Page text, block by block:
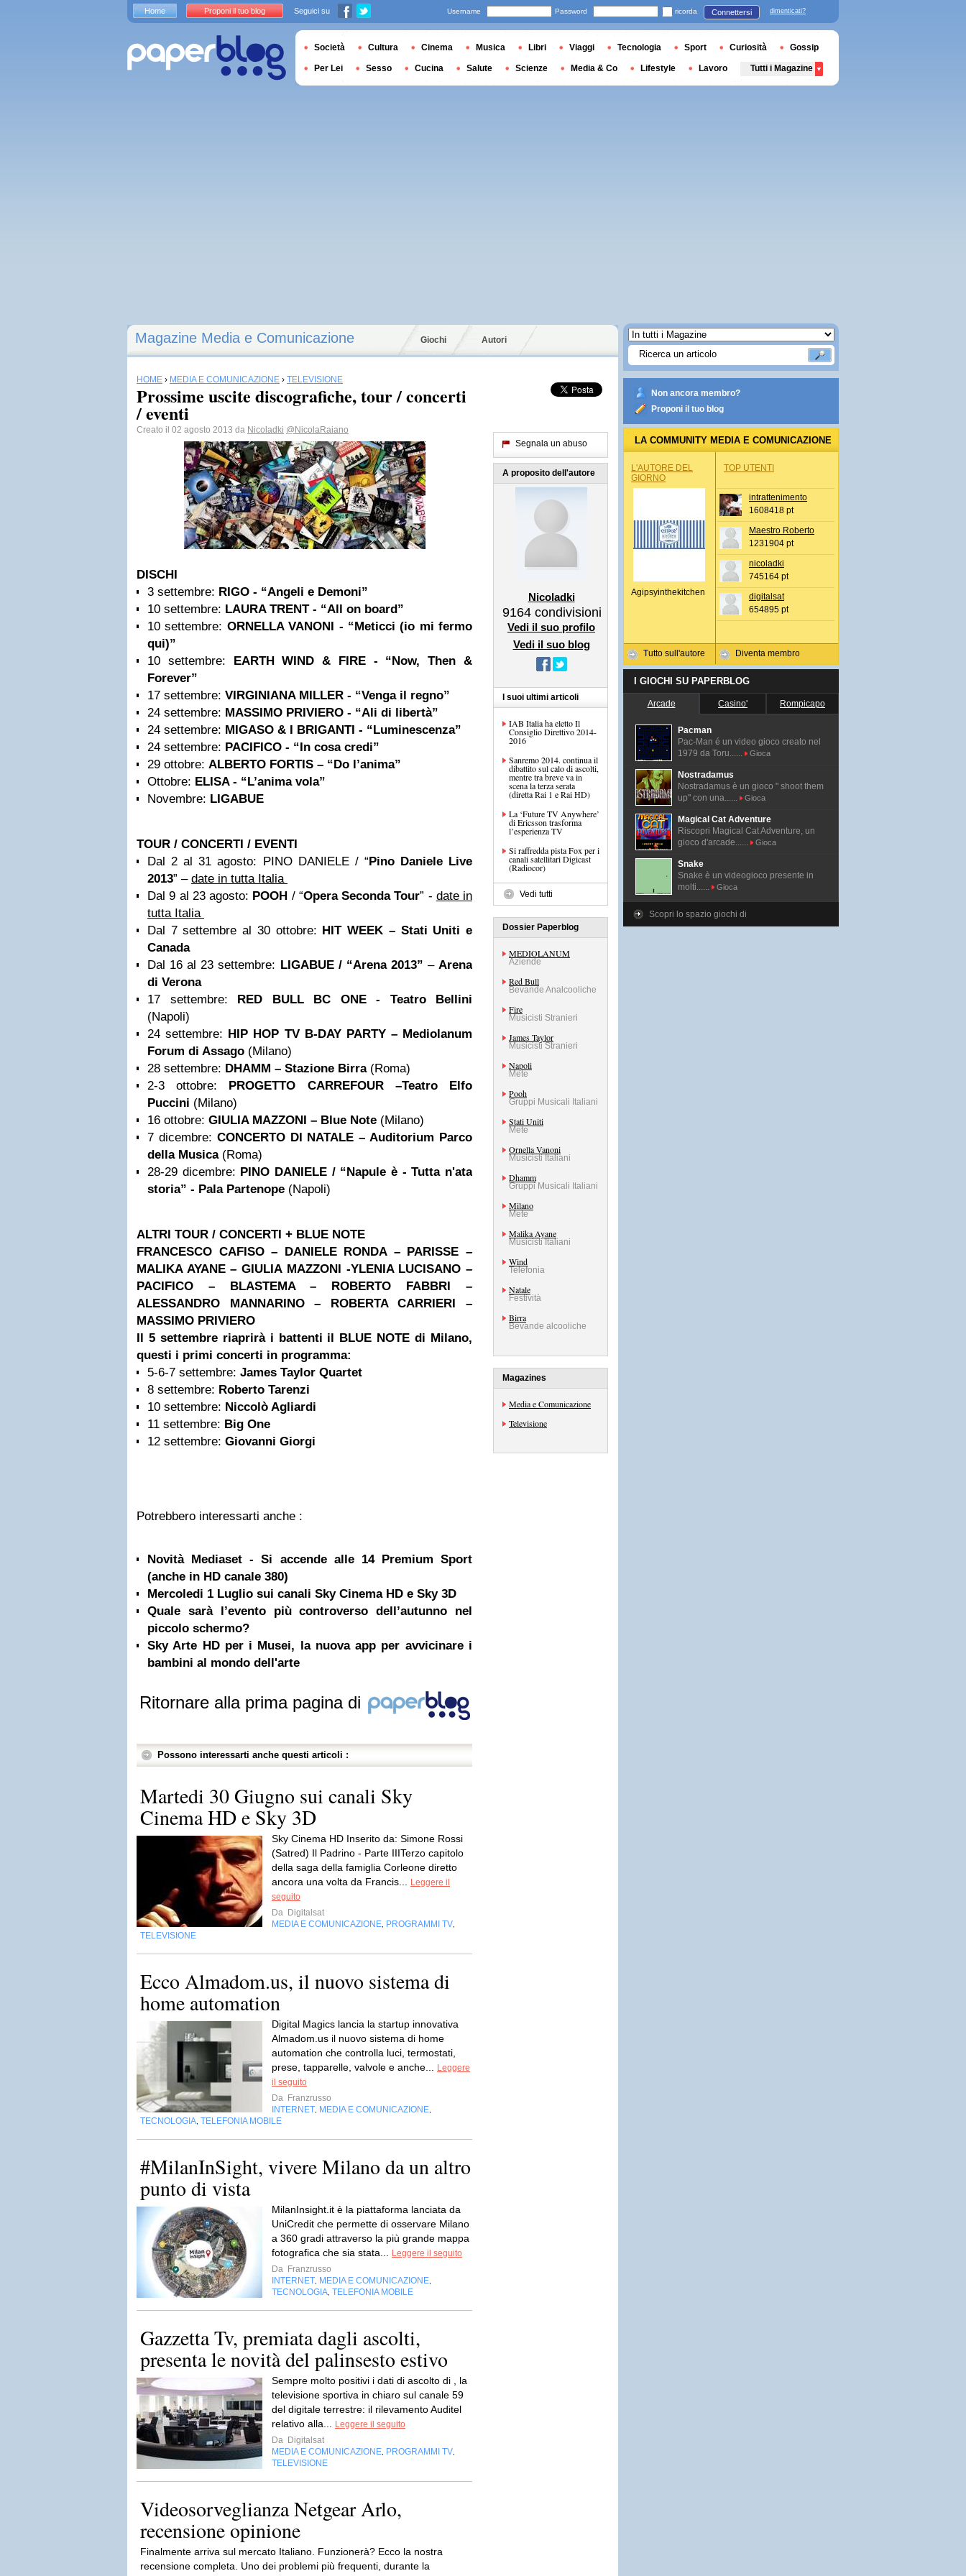
Magazine Media e Comunicazione Giochi Autori
HOME › MEDIA E COMUNICAZIONE › TELEVISIONE
Prossime uscite discografiche, tour / concerti
/ eventi
Creato il 02 agosto 2013 da Nicoladki @NicolaRaiano
DISCHI
3 settembre: RIGO - “Angeli e Demoni”
10 settembre: LAURA TRENT - “All on board”
10 settembre: ORNELLA VANONI - “Meticci (io mi fermo
qui)”
10 settembre: EARTHWIND & FIRE- “Now, Then &
Forever”
17 settembre: VIRGINIANA MILLER - “Venga il regno”
24 settembre: MASSIMO PRIVIERO - “Ali di libertà”
24 settembre: MIGASO & I BRIGANTI - “Luminescenza”
24 settembre: PACIFICO - “In cosa credi”
29 ottobre: ALBERTO FORTIS – “Do l’anima”
Ottobre: ELISA - “L’anima vola”
Novembre: LIGABUE
TOUR / CONCERTI / EVENTI
Dal 2 al 31 agosto: PINO DANIELE / “Pino Daniele Live
2013” – date in tutta Italia
Dal 9 al 23 agosto: POOH / “Opera Seconda Tour” - date in
tutta Italia
Dal 7 settembre al 30 ottobre: HIT WEEK – Stati Uniti e
Canada
Dal 16 al 23 settembre: LIGABUE / “Arena 2013” –Arena
di Verona
17 settembre: RED BULLBC ONE - Teatro Bellini
(Napoli)
24 settembre: HIP HOP TV B-DAY PARTY – Mediolanum
Forum di Assago (Milano)
28 settembre: DHAMM – Stazione Birra(Roma)
2-3 ottobre: PROGETTO CARREFOUR –Teatro Elfo
Puccini (Milano)
16 ottobre: GIULIA MAZZONI – Blue Note (Milano)
7 dicembre: CONCERTO DI NATALE – Auditorium Parco
della Musica(Roma)
28-29 dicembre: PINO DANIELE / “Napule è - Tutta n'ata
storia” - Pala Partenope (Napoli)
ALTRI TOUR / CONCERTI + BLUE NOTE
FRANCESCO CAFISO – DANIELE RONDA – PARISSE –
MALIKA AYANE– GIULIA MAZZONI -YLENIA LUCISANO –
PACIFICO – BLASTEMA – ROBERTO FABBRI –
ALESSANDRO MANNARINO – ROBERTA CARRIERI –
MASSIMO PRIVIERO
Il 5 settembre riaprirà i battenti il BLUE NOTE di Milano,
questi i primi concerti in programma:
5-6-7 settembre: James Taylor Quartet
8 settembre: Roberto Tarenzi
10 settembre: Niccolò Agliardi
11 settembre: Big One
12 settembre: Giovanni Giorgi
Potrebbero interessarti anche :
Novità Mediaset - Si accende alle 14 Premium Sport
(anche in HD canale 380)
Mercoledi 1 Luglio sui canali Sky Cinema HD e Sky 3D
Quale sarà l’evento più controverso dell’autunno nel
piccolo schermo?
Sky Arte HD per i Musei, la nuova app per avvicinare i
bambini al mondo dell'arte
Ritornare alla prima pagina di
Possono interessarti anche questi articoli :
Martedi 30 Giugno sui canali Sky
Cinema HD e Sky 3D
Sky Cinema HD Inserito da: Simone Rossi
(Satred) Il Padrino - Parte IIITerzo capitolo
della saga della famiglia Corleone diretto
ancora una volta da Francis...
Leggere il
seguito
Da Digitalsat
MEDIA E COMUNICAZIONE PROGRAMMI TV
TELEVISIONE
Ecco Almadom.us, il nuovo sistema di
home automation
Digital Magics lancia la startup innovativa
Almadom.us il nuovo sistema di home
automation che controlla luci, termostati,
prese, tapparelle, valvole e anche...
Leggere
il seguito
Da Franzrusso
INTERNET MEDIA E COMUNICAZIONE
TECNOLOGIA TELEFONIA MOBILE
#MilanInSight, vivere Milano da un altro
punto di vista
MilanInsight.it è la piattaforma lanciata da
UniCredit che permette di osservare Milano
a 360 gradi attraverso la più grande mappa
fotografica che sia stata...
Leggere il seguito
Da Franzrusso
INTERNET MEDIA E COMUNICAZIONE
TECNOLOGIA TELEFONIA MOBILE
Gazzetta Tv, premiata dagli ascolti,
presenta le novità del palinsesto estivo
Sempre molto positivi i dati di ascolto di , la
televisione sportiva in chiaro sul canale 59
del digitale terrestre: il rilevamento Auditel
relativo alla...
Leggere il seguito
Da Digitalsat
MEDIA E COMUNICAZIONE PROGRAMMI TV
TELEVISIONE
Videosorveglianza Netgear Arlo,
recensione opinione
Finalmente arriva sul mercato Italiano. Funzionerà? Ecco la nostra
recensione completa. Uno dei problemi più frequenti, durante la
Segnala un abuso
A proposito dell'autore
Nicoladki
9164 condivisioni
Vedi il suo profilo
Vedi il suo blog
I suoi ultimi articoli
IAB Italia ha eletto Il
Consiglio Direttivo 2014-
2016
Sanremo 2014. continua il
dibattito sul calo di ascolti,
mentre tra breve va in
scena la terza serata
(diretta Rai 1 e Rai HD)
La ‘Future TV Anywhere’
di Ericsson trasforma
l’esperienza TV
Si raffredda pista Fox per i
canali satellitari Digicast
(Radiocor)
Vedi tutti
Dossier Paperblog
MEDIOLANUM
Aziende
Red Bull
Bevande Analcooliche
Fire
Musicisti Stranieri
James Taylor
Musicisti Stranieri
Napoli
Mete
Pooh
Gruppi Musicali Italiani
Stati Uniti
Mete
Ornella Vanoni
Musicisti Italiani
Dhamm
Gruppi Musicali Italiani
Milano
Mete
Malika Ayane
Musicisti Italiani
Wind
Telefonia
Natale
Festività
Birra
Bevande alcooliche
Magazines
Media e Comunicazione
Televisione
Non ancora membro?
Proponi il tuo blog
LA COMMUNITY MEDIA E COMUNICAZIONE
L'AUTORE DEL
GIORNO
Agipsyinthekitchen
Tutto sull'autore
TOP UTENTI
intrattenimento
1608418 pt
Maestro Roberto
1231904 pt
nicoladki
745164 pt
digitalsat
654895 pt
Diventa membro
I GIOCHI SU PAPERBLOG
Arcade Casino' Rompicapo
Pacman
Pac-Man é un video gioco creato nel
1979 da Toru......
Gioca
Nostradamus
Nostradamus è un gioco " shoot them
up" con una......
Gioca
Magical Cat Adventure
Riscopri Magical Cat Adventure, un
gioco d'arcade......
Gioca
Snake
Snake è un videogioco presente in
molti......
Gioca
Scopri lo spazio giochi di
Home Proponi il tuo blog Seguici su Username Password ricorda Connettersi dimenticati?
Società Cultura Cinema Musica Libri Viaggi Tecnologia Sport Curiosità Gossip
Per Lei Sesso Cucina Salute Scienze Media & Co Lifestyle Lavoro Tutti i Magazine